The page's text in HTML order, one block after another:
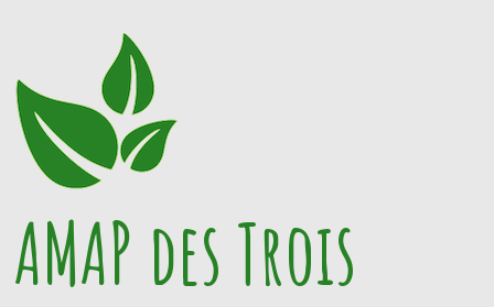
AMAP des Trois